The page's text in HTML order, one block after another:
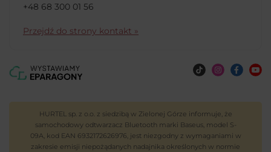
+48 68 300 01 56
Przejdź do strony kontakt »
HURTEL sp. z o.o. z siedzibą w Zielonej Górze informuje, że
samochodowy odtwarzacz Bluetooth marki Baseus, model S-
09A, kod EAN 6932172626976, jest niezgodny z wymaganiami w
zakresie emisji niepożądanych nadajnika określonych w normie